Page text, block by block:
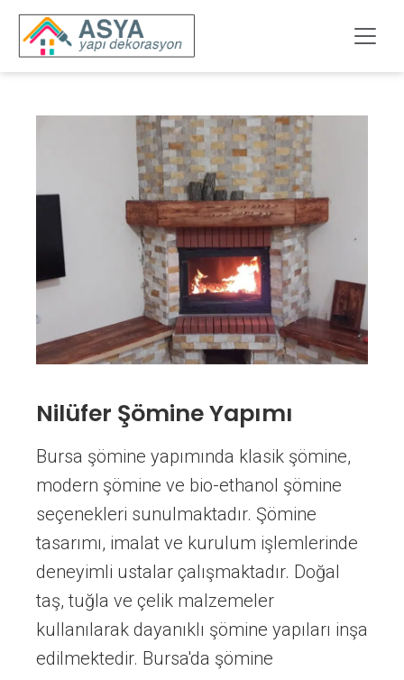
Nilüfer Şömine Yapımı
Bursa şömine yapımında klasik şömine,
modern şömine ve bio-ethanol şömine
seçenekleri sunulmaktadır. Şömine
tasarımı, imalat ve kurulum işlemlerinde
deneyimli ustalar çalışmaktadır. Doğal
taş, tuğla ve çelik malzemeler
kullanılarak dayanıklı şömine yapıları inşa
edilmektedir. Bursa'da şömine